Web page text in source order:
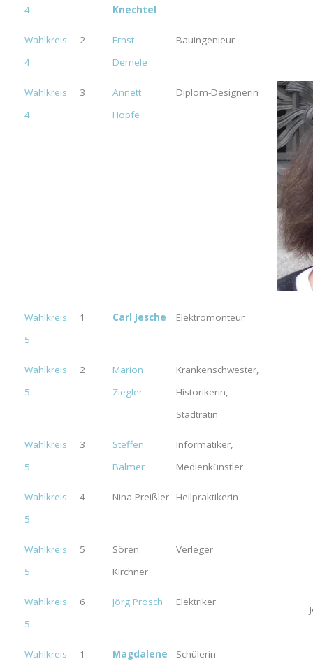
4
Knechtel
Wahlkreis
4
2
Ernst
Demele
Bauingenieur
Wahlkreis
4
3
Annett
Hopfe
Diplom-Designerin
Wahlkreis
5
1 Carl Jesche Elektromonteur
Wahlkreis
5
2
Marion
Ziegler
Krankenschwester,
Historikerin,
Stadträtin
Wahlkreis
5
3
Steffen
Balmer
Informatiker,
Medienkünstler
Wahlkreis
5
4 Nina Preißler Heilpraktikerin
Wahlkreis
5
5
Sören
Kirchner
Verleger
Wahlkreis
5
6 Jörg Prosch Elektriker
Wahlkreis
1
Magdalene
Schülerin